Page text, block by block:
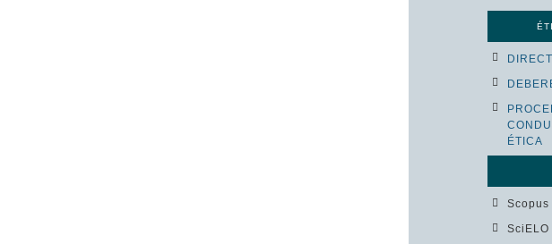
ÉTICA
Scopus
SciELO